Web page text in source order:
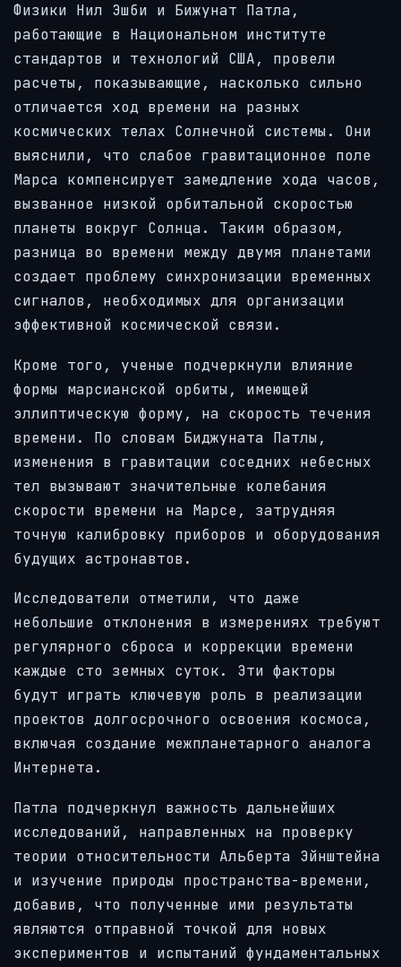
Физики Нил Эшби и Бижунат Патла,
работающие в Национальном институте
стандартов и технологий США, провели
расчеты, показывающие, насколько сильно
отличается ход времени на разных
космических телах Солнечной системы. Они
выяснили, что слабое гравитационное поле
Марса компенсирует замедление хода часов,
вызванное низкой орбитальной скоростью
планеты вокруг Солнца. Таким образом,
разница во времени между двумя планетами
создает проблему синхронизации временных
сигналов, необходимых для организации
эффективной космической связи.
Кроме того, ученые подчеркнули влияние
формы марсианской орбиты, имеющей
эллиптическую форму, на скорость течения
времени. По словам Биджуната Патлы,
изменения в гравитации соседних небесных
тел вызывают значительные колебания
скорости времени на Марсе, затрудняя
точную калибровку приборов и оборудования
будущих астронавтов.
Исследователи отметили, что даже
небольшие отклонения в измерениях требуют
регулярного сброса и коррекции времени
каждые сто земных суток. Эти факторы
будут играть ключевую роль в реализации
проектов долгосрочного освоения космоса,
включая создание межпланетарного аналога
Интернета.
Патла подчеркнул важность дальнейших
исследований, направленных на проверку
теории относительности Альберта Эйнштейна
и изучение природы пространства-времени,
добавив, что полученные ими результаты
являются отправной точкой для новых
экспериментов и испытаний фундаментальных